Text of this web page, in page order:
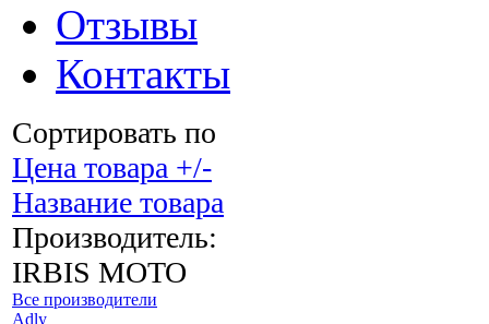
Отзывы
Контакты
Сортировать по
Цена товара +/-
Название товара
Производитель:
IRBIS MOTO
Все производители
Adly